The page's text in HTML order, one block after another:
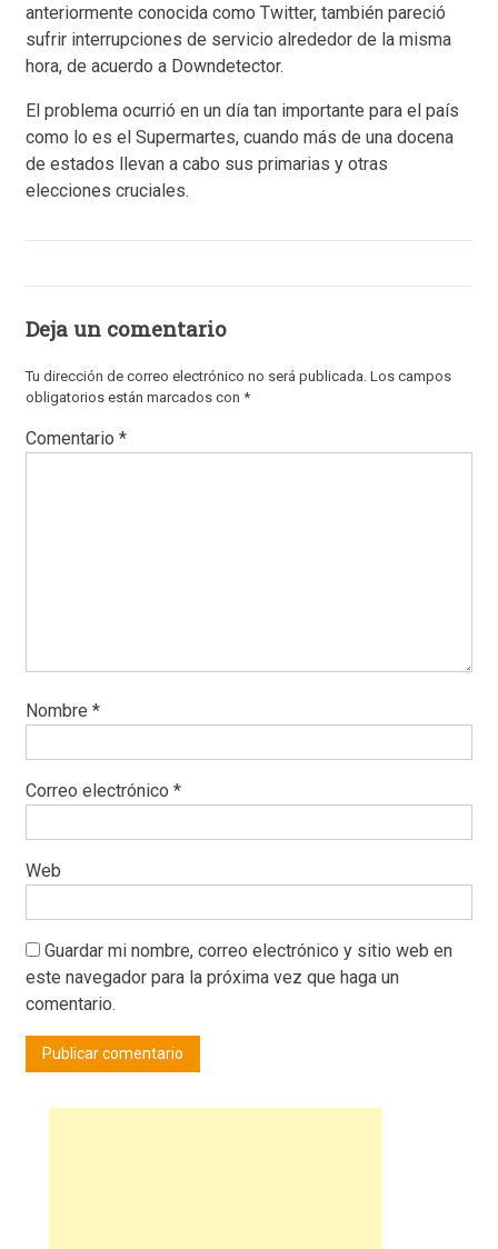
anteriormente conocida como Twitter, también pareció
sufrir interrupciones de servicio alrededor de la misma
hora, de acuerdo a Downdetector.
El problema ocurrió en un día tan importante para el país
como lo es el Supermartes, cuando más de una docena
de estados llevan a cabo sus primarias y otras
elecciones cruciales.
Deja un comentario
Tu dirección de correo electrónico no será publicada. Los campos
obligatorios están marcados con *
Comentario *
Nombre *
Correo electrónico *
Web
Guardar mi nombre, correo electrónico y sitio web en
este navegador para la próxima vez que haga un
comentario.